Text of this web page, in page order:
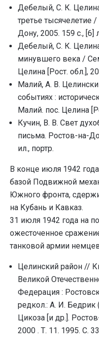
Дебелый, С. К.
третье
Дону, 2005. 159 с., [6]
Дебелый, С. К.
минувшего века /
Целина [Рост. обл.],
Малий, А. В.
событиях :
Малий. пос. Целина
Кучин, В. В. Свет
письма. Ростов-на-
ил., портр.
В конце июля 1942
базой Подвижной
Южного фронта,
на Кубань и Кавказ.
31 июля 1942 года на
ожесточенное
танковой армии
Целинский район //
Великой
Федерация :
pедкол.: А. И. Бедpик
Цикоза [и др.].
2000 . Т. 11. 1995. С.